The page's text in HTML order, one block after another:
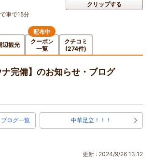
車で15分
クリップする
辺観光
クーポン
一覧
配布中
クチコミ
(274件)
完備】のお知らせ・ブログ
ブログ一覧 中華足立！！！
更新 : 2024/9/26 13:12